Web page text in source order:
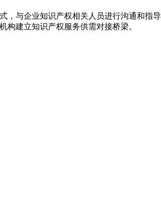
，与企业知识产权相关人员进行沟通和
构建立知识产权服务供需对接桥梁。